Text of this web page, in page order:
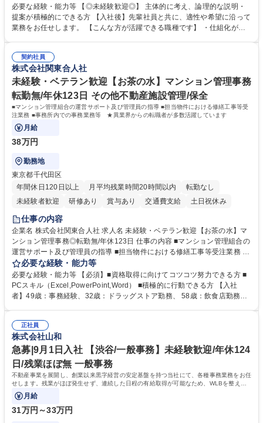
や成長に貢献している部署です。 会社の全メンバーが安心して長く成果を
発揮できる環境を整えるために、毎日のメンテナンスや維持管理に加え、
新たな施策検討を積極的に行っていただき、会社全体を巻き込み課題解決
幅広い業務の体得が可能で、多様なキャリアパスを描くことも可能です。
募集職種 【総務】未経験歓迎◎/リモート可/世界で唯一の事業/福利厚生◎/
再雇用有
必要な経験・能力等 【◎未経験歓迎◎】 主体的に考え、論理的な説明・
提案が積極的にできる方 【入社後】先輩社員と共に、適性や希望に沿って
業務をお任せします。 【こんな方が活躍できる職種です】 ・仕組化が好
対処できる・新しいことに興味関心がある 【魅力】■自己啓発支援：資格
取得や通信教育など費用の80%（年間25万円まで）を補助 ■住宅手当：家
賃の50%（月額7万円まで）を補助 学歴・資格 学歴：大学院 大学 語学
力： 資格：
契約社員
株式会社関東合人社
未経験・ベテラン歓迎【お茶の水】マンション管理事務
転勤無/年休123日 その他不動産施設管理/保全
■マンション管理組合の運営サポート及び管理員の指導 ■担当物件における修繕工事等受
注業務 ■事務所内での事務業務等 ★異業界からの転職者が多数活躍しています
月給
38万円
勤務地
東京都千代田区
年間休日120日以上
月平均残業時間20時間以内
転勤なし
未経験者歓迎
研修あり 賞与あり 交通費支給 土日祝休み
仕事の内容
企業名 株式会社関東合人社 求人名 未経験・ベテラン歓迎【お茶の水】マ
ンション管理事務◎転勤無/年休123日 仕事の内容 ■マンション管理組合の
運営サポート及び管理員の指導 ■担当物件における修繕工事等受注業務 ■
事務所内での事務業務等 ★異業界からの転職者が多数活躍しています
【年収補足】532万円 ＋別途インセンティヴで平均約100万円/年（昨年度
実績） ＋管理業務主任者資格手当50,000円/月 ★親会社である株式会社合
人社計画研究所社のグループ会社として、質の高いサービスと適性価格を
無/年休123日
必要な経験・能力等
必要な経験・能力等 【必須】■資格取得に向けてコツコツ努力できる方 ■
PCスキル（Excel,PowerPoint,Word） ■積極的に行動できる方 【入社
者】49歳：事務経験、32歳：ドラッグストア勤務、 58歳：飲食店勤務
得出来ております！ 【魅力】■フレックス制度、未経験からでも下限年収
を一律支給！ ■管理業務主任者資格取得後には50,000円/月の手当あり！
学歴・資格 学歴：大学院 大学 高専 短大 専修学校 高校 語学力： 資格：第
一種運転免許普通自動車
正社員
株式会社山和
急募|9月1日入社 【渋谷/一般事務】未経験歓迎/年休124
日/残業ほぼ無 一般事務
不動産事業を展開し、創業以来黒字経営の安定基盤を持つ当社にて、各種事務業務をお任
せします。残業がほぼ発生せず、連続した日程の有給取得が可能なため、WLBを整えた
い方にお勧めの環境です！
月給
31万円～33万円